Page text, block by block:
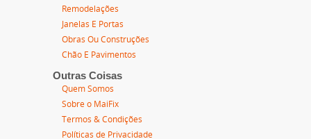
Remodelações
Janelas E Portas
Obras Ou Construções
Chão E Pavimentos
Outras Coisas
Quem Somos
Sobre o MaiFix
Termos & Condições
Políticas de Privacidade